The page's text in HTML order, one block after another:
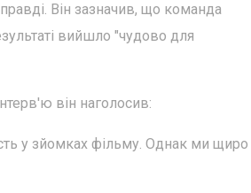
Він зазначив, що команда
вийшло "чудово для
він наголосив:
у зйомках фільму. Однак ми щиро